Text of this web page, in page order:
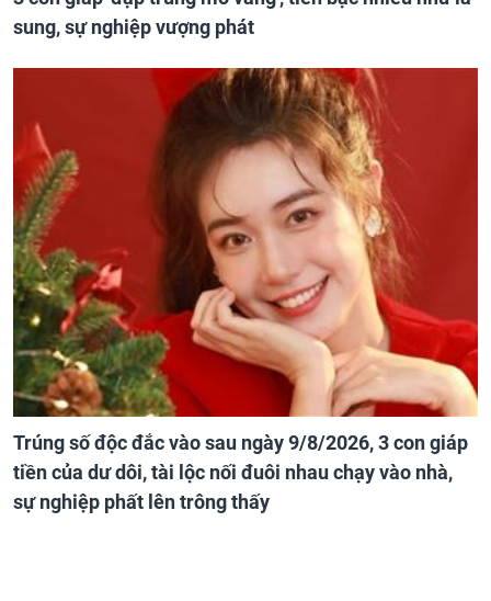
sung, sự nghiệp vượng phát
Trúng số độc đắc vào sau ngày 9/8/2026, 3 con giáp
tiền của dư dôi, tài lộc nối đuôi nhau chạy vào nhà,
sự nghiệp phất lên trông thấy